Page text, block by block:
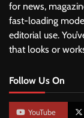
for news,
fast-loading
editorial use.
that looks or
Follow Us On
YouTube